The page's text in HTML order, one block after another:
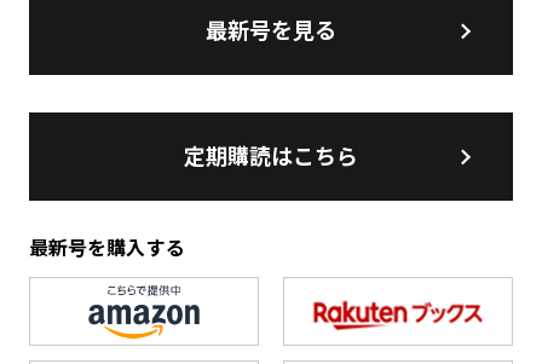
最新号を見る
定期購読はこちら
最新号を購入する